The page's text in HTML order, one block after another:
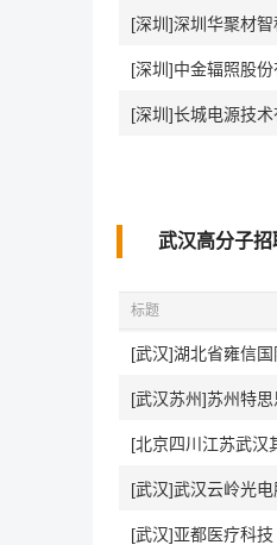
[深圳]深圳华聚材
[深圳]中金辐照股份
[深圳]长城电源技
武汉高分子招
标题
[武汉]湖北省雍信
[武汉苏州]苏州特
[北京四川江苏武汉
[武汉]武汉云岭光
[武汉]亚都医疗科